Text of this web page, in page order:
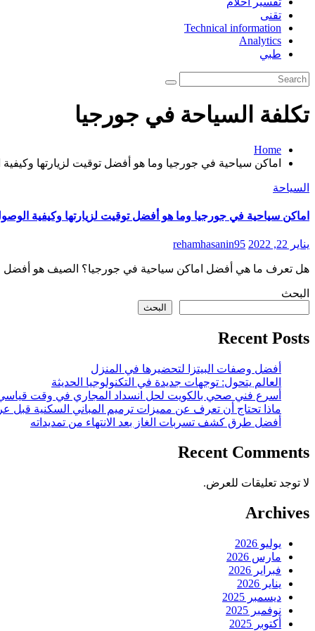
تقنى
Technical information
Analytics
طبي
تكلفة السياحة في جورجيا
Home
اماكن سياحية في جورجيا وما هو أفضل توقيت لزيارتها وكيفية
السياحة
اماكن سياحية في جورجيا وما هو أفضل توقيت لزيارتها وكيفية
يناير 22, 2022 rehamhasanin95
هل تعرف ما هي أفضل اماكن سياحية في جورجيا؟ الصيف هو أفضل
البحث
البحث
Recent Posts
أفضل وصفات البيتزا لتحضيرها في المنزل
العالم يتحول: توجهات جديدة في التكنولوجيا الحديثة
أسرع فني صحي بالكويت لحل انسداد المجاري في وقت
ماذا تحتاج أن تعرف عن مميزات ترميم المباني السكنية قبل
أفضل طرق كشف تسربات الغاز بعد الانتهاء من تمديداته
Recent Comments
لا توجد تعليقات للعرض.
Archives
يوليو 2026
مارس 2026
فبراير 2026
يناير 2026
ديسمبر 2025
نوفمبر 2025
أكتوبر 2025